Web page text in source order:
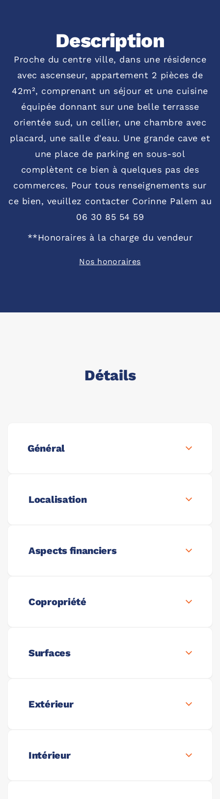
Description
Proche du centre ville, dans une résidence
avec ascenseur, appartement 2 pièces de
42m², comprenant un séjour et une cuisine
équipée donnant sur une belle terrasse
orientée sud, un cellier, une chambre avec
placard, une salle d'eau. Une grande cave et
une place de parking en sous-sol
complètent ce bien à quelques pas des
commerces. Pour tous renseignements sur
ce bien, veuillez contacter Corinne Palem au
06 30 85 54 59
**Honoraires à la charge du vendeur
Nos honoraires
Détails
Général
Localisation
Aspects financiers
Copropriété
Surfaces
Extérieur
Intérieur